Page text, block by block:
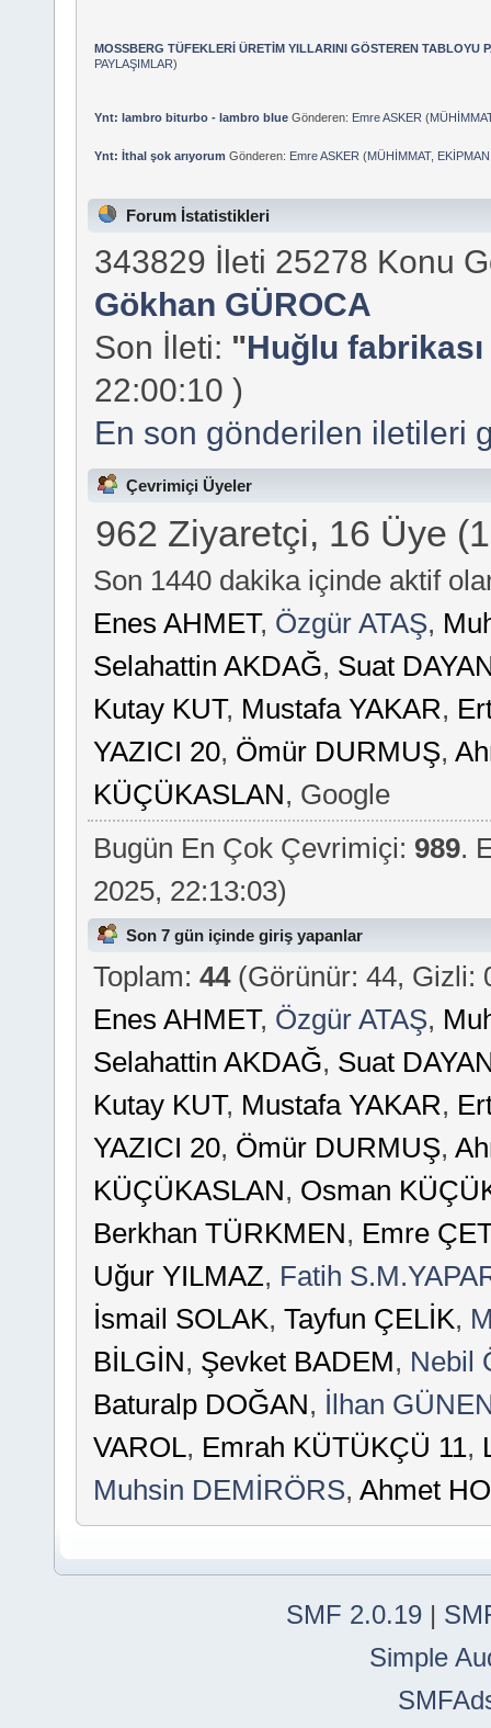
MOSSBERG TÜFEKLERİ ÜRETİM YILLARINI GÖSTEREN TABLOYU
PAYLAŞIMLAR)
Ynt: lambro biturbo - lambro blueGönderen: Emre ASKER (
Ynt: İthal şok arıyorum Gönderen: Emre ASKER (MÜHİMMAT,
Forum İstatistikleri
343829 İleti 25278 Konu
Gökhan GÜROCA
Son İleti: "Huğlu
22:00:10 )
En son gönderilen iletileri
Çevrimiçi Üyeler
962 Ziyaretçi, 16 Üye
Son 1440 dakika içinde aktif
Enes AHMET, Özgür ATAŞ,
Selahattin AKDAĞ, Suat
Kutay KUT, Mustafa YAKAR,
YAZICI 20, Ömür DURMUŞ,
KÜÇÜKASLAN, Google
Bugün En Çok Çevrimiçi: 989.
2025, 22:13:03)
Son 7 gün içinde giriş yapanlar
Toplam:44(Görünür: 44, Gizli:
Enes AHMET, Özgür ATAŞ,
Selahattin AKDAĞ, Suat
Kutay KUT, Mustafa YAKAR,
YAZICI 20, Ömür DURMUŞ,
KÜÇÜKASLAN, Osman
Berkhan TÜRKMEN, Emre
Uğur YILMAZ, Fatih
İsmail SOLAK,Tayfun ÇELİK,
BİLGİN, Şevket BADEM, Nebil
Baturalp DOĞAN, İlhan
VAROL, Emrah KÜTÜKÇÜ 11,
Muhsin DEMİRÖRS,Ahmet
SMF 2.0.19 |
Simple